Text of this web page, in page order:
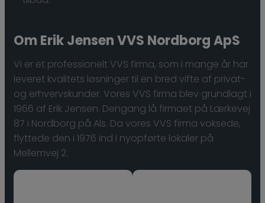
Om ​Erik Jensen VVS Nordborg ApS
Vi er et professionelt VVS firma, som i mange år har
leveret kvalitets løsninger til en bred vifte af privat-
og erhvervskunder. ​Vores VVS firma blev grundlagt i
1966 af Erik Jensen. Dengang lå firmaet på Lærkevej
87 i Nordborg på Als. Da vores VVS firma voksede,
flyttede den i 1976 ind i nyopførte lokaler på
Mellemvej 2.